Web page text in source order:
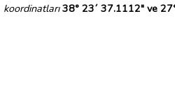
koordinatları 38° 23´ 37.1112" ve